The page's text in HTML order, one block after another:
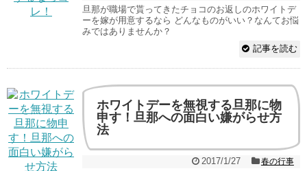
旦那が職場で貰ってきたチョコのお返しのホワイトデ
ーを嫁が用意するなら どんなものがいい？なんてお悩
みではありませんか？
記事を読む
ホワイトデーを無視する旦那に物
申す！旦那への面白い嫌がらせ方
法
2017/1/27 春の行事